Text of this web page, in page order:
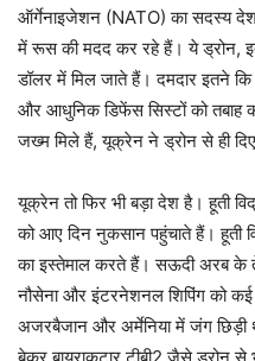
ऑर्गेनाइजेशन (NATO) का सदस्य
में रूस की मदद कर रहे हैं। ये ड्रोन,
डॉलर में मिल जाते हैं। दमदार इतने
और आधुनिक डिफेंस सिस्टों को तबाह
जख्म मिले हैं, यूक्रेन ने ड्रोन से ही
यूक्रेन तो फिर भी बड़ा देश है। हूती
को आए दिन नुकसान पहुंचाते हैं। हूती
का इस्तेमाल करते हैं। सऊदी अरब के
नौसेना और इंटरनेशनल शिपिंग को
अजरबैजान और अर्मेनिया में जंग